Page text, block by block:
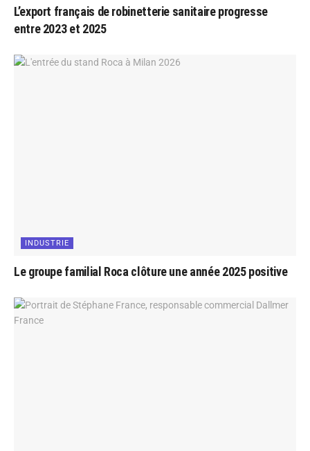
L’export français de robinetterie sanitaire progresse
entre 2023 et 2025
INDUSTRIE
Le groupe familial Roca clôture une année 2025 positive